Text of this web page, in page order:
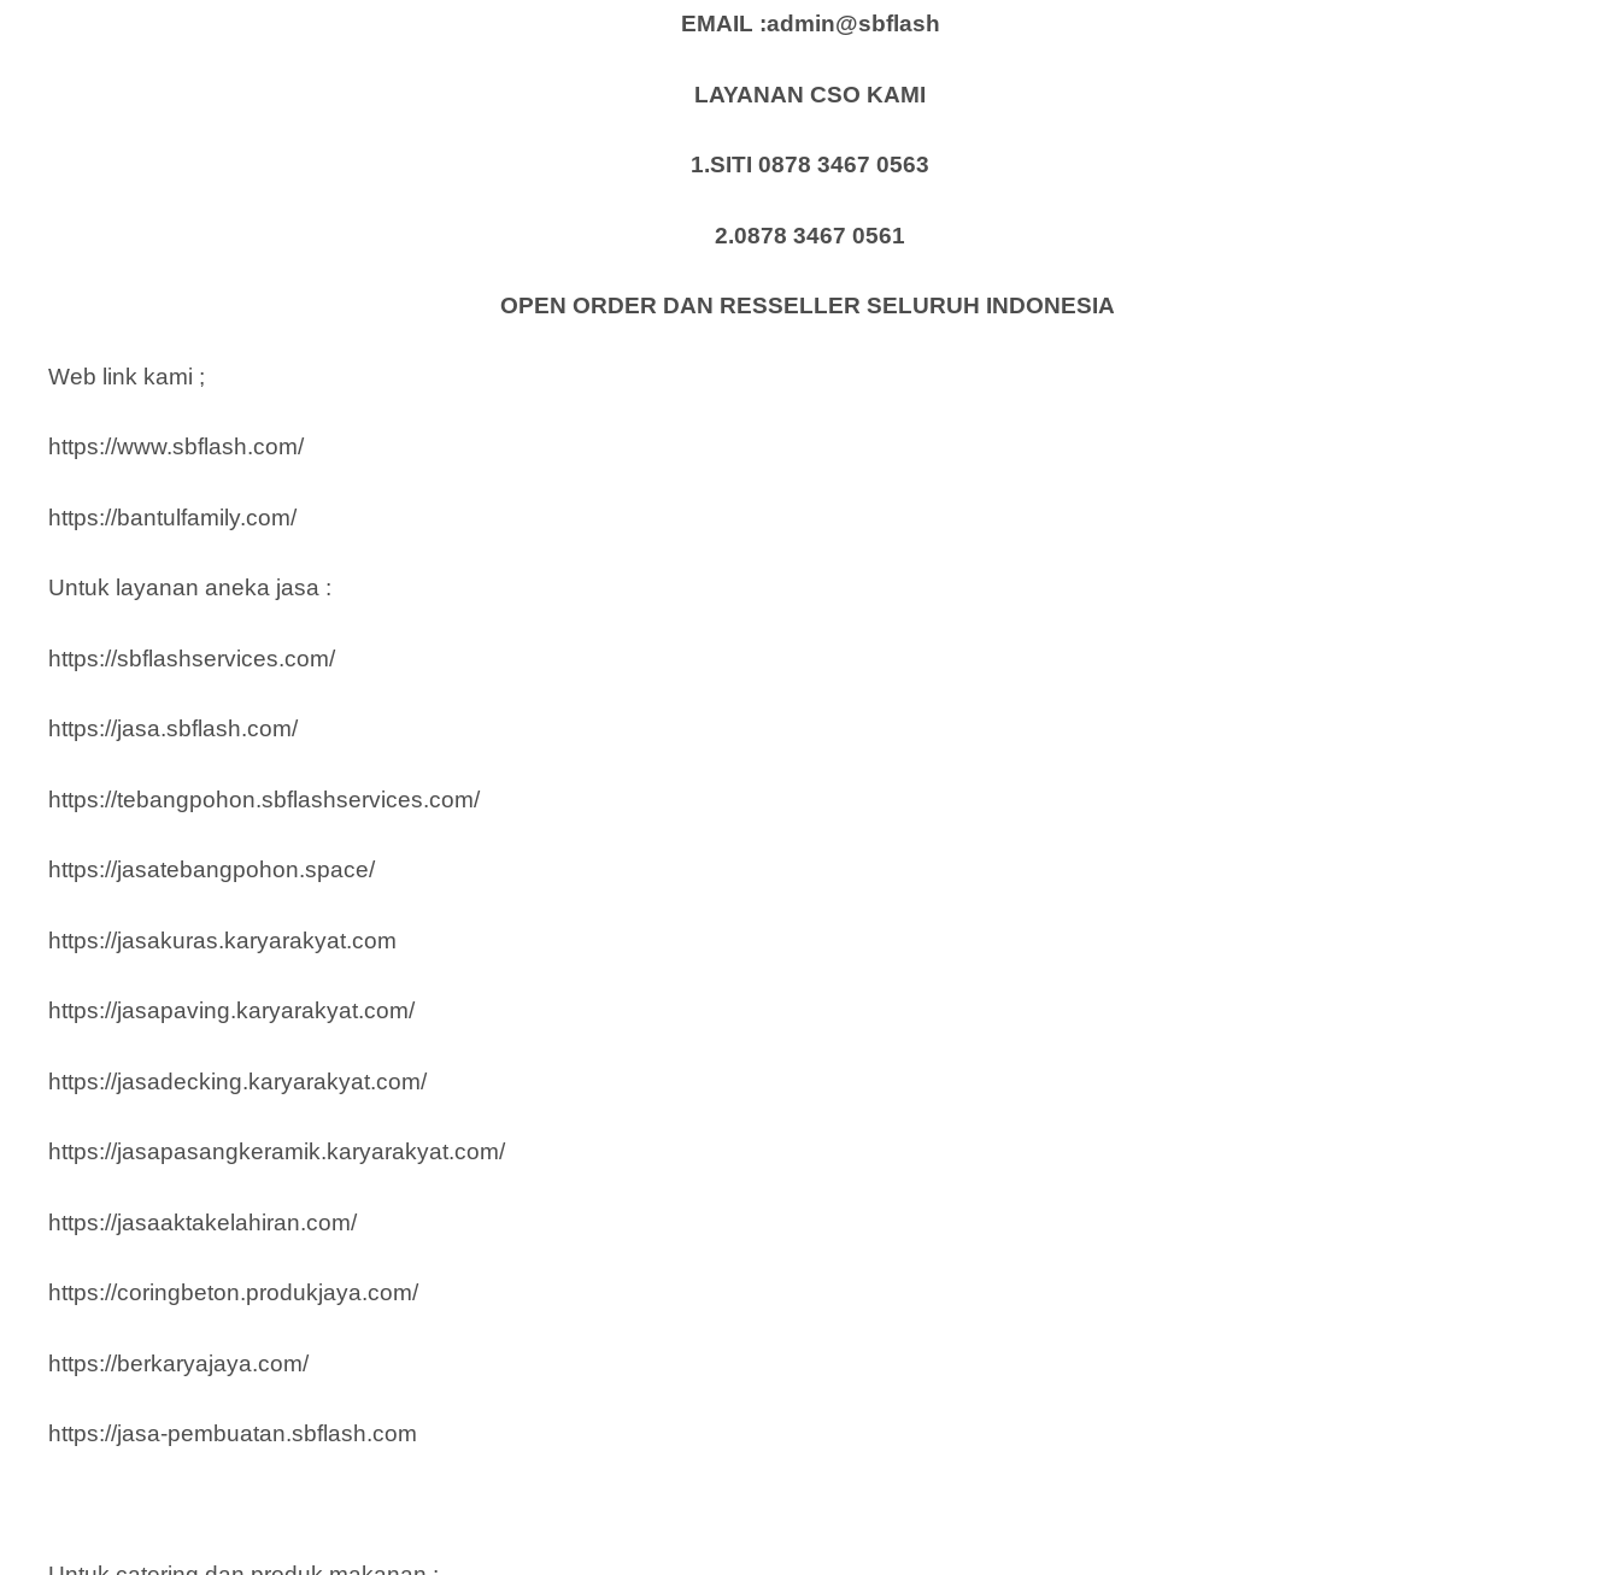
EMAIL :admin@sbflash
LAYANAN CSO KAMI
1.SITI 0878 3467 0563
2.0878 3467 0561
OPEN ORDER DAN RESSELLER SELURUH INDONESIA
Web link kami ;
https://www.sbflash.com/
https://bantulfamily.com/
Untuk layanan aneka jasa :
https://sbflashservices.com/
https://jasa.sbflash.com/
https://tebangpohon.sbflashservices.com/
https://jasatebangpohon.space/
https://jasakuras.karyarakyat.com
https://jasapaving.karyarakyat.com/
https://jasadecking.karyarakyat.com/
https://jasapasangkeramik.karyarakyat.com/
https://jasaaktakelahiran.com/
https://coringbeton.produkjaya.com/
https://berkaryajaya.com/
https://jasa-pembuatan.sbflash.com